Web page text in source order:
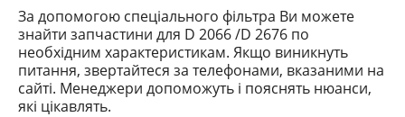
За допомогою спеціального фільтра Ви можете
знайти запчастини для D 2066 /D 2676 по
необхідним характеристикам. Якщо виникнуть
питання, звертайтеся за телефонами, вказаними на
сайті. Менеджери допоможуть і пояснять нюанси,
які цікавлять.